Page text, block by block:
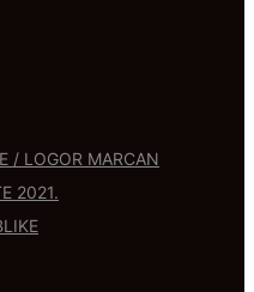
/ LOGOR MARCAN
2021.